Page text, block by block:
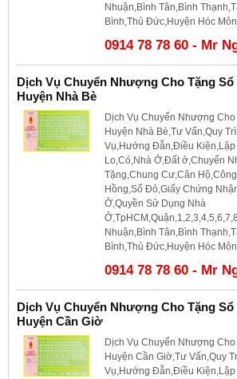
Nhuận,Bình Tân,Bình
Bình,Thủ Đức,Huyện Hóc Môn,
0914 78 78 60 - Mr
Dịch Vụ Chuyển Nhượng Cho Tặng Sổ
Huyện Nhà Bè
Dịch Vụ Chuyển Nhượng
Huyện Nhà Bè,Tư Vấn,Quy
Vụ,Hướng Đẫn,Điều Kiện,Lập
Lo,Có,Nhà Ở,Đất ở,Chuyển
Tặng,Chung Cư,Căn
Hồng,Sổ Đỏ,Giấy Chứng
Ở,Quyền Sử Dụng Nhà
Nhuận,Bình Tân,Bình
Bình,Thủ Đức,Huyện Hóc Môn,
0914 78 78 60 - Mr
Dịch Vụ Chuyển Nhượng Cho Tặng Sổ
Huyện Cần Giờ
Dịch Vụ Chuyển Nhượng
Huyện Cần Giờ,Tư Vấn,Quy
Vụ,Hướng Đẫn,Điều Kiện,Lập